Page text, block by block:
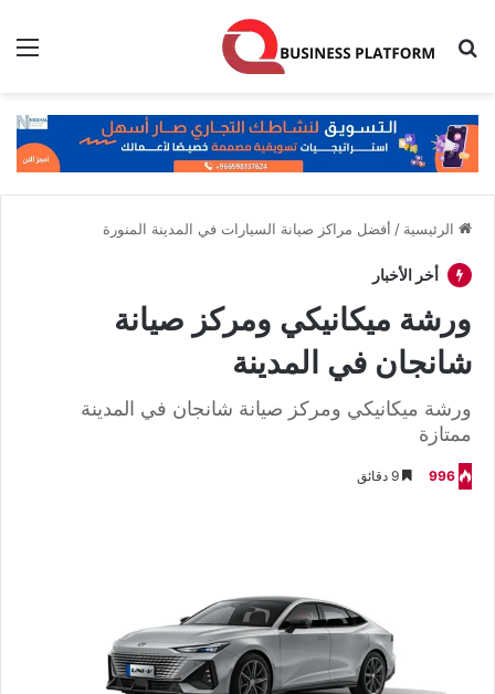
بحث عن
الرئيسية / أفضل مراكز صيانة السيارات في المدينة المنورة
أخر الأخبار
ورشة ميكانيكي ومركز صيانة
شانجان في المدينة
ورشة ميكانيكي ومركز صيانة شانجان في المدينة
ممتازة
996